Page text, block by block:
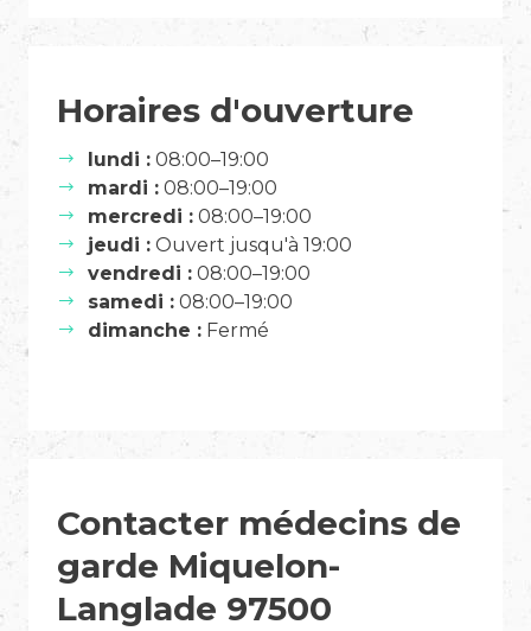
Horaires d'ouverture
lundi : 08:00–19:00
mardi : 08:00–19:00
mercredi : 08:00–19:00
jeudi : Ouvert jusqu'à 19:00
vendredi : 08:00–19:00
samedi : 08:00–19:00
dimanche : Fermé
Contacter médecins de
garde Miquelon-
Langlade 97500